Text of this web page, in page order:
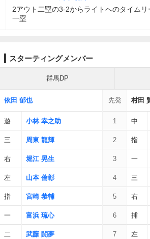
2アウト二塁の3-2からライトへのタイム
一塁
スターティングメンバー
群馬DP
依田 郁也 先発 村田
遊 小林 幸之助 1 中
三 周東 龍輝 2 指
右 堀江 晃生 3 一
左 山本 倫彰 4 三
指 宮崎 恭輔 5 右
一 富浜 琉心 6 捕
二 武藤 闘夢 7 左